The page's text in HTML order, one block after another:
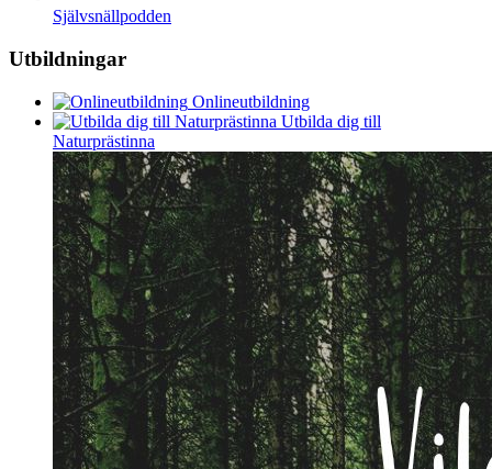
Självsnällpodden
Utbildningar
Onlineutbildning
Utbilda dig till
Naturprästinna